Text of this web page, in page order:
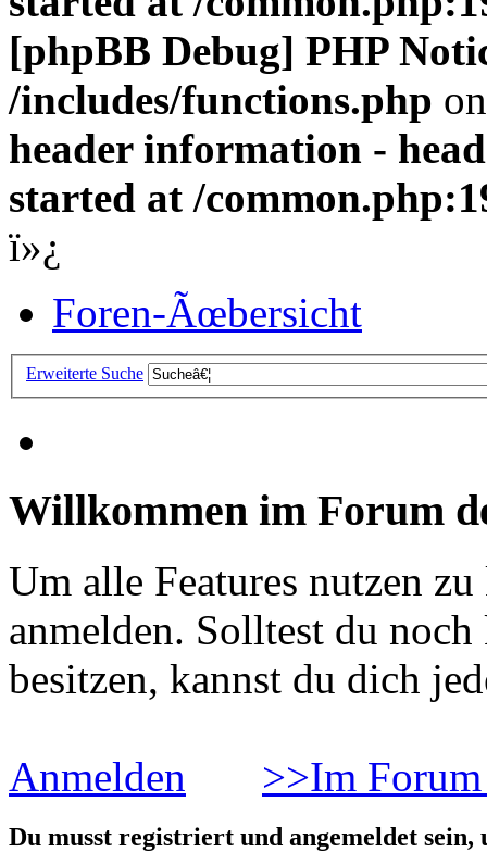
[phpBB Debug] PHP
/includes/functions.php
header information -
started at /
ï»¿
Foren-Ãœbersicht
Erweiterte Suche
Willkommen im Forum
Um alle Features nutzen
anmelden. Solltest du
besitzen, kannst du dich
Anmelden >>Im
Du musst registriert und angemeldet